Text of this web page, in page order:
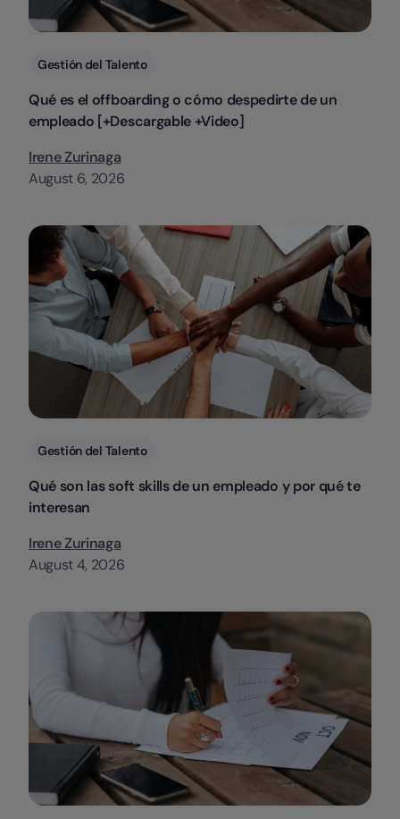
Categorias
Gestión del Talento
Qué es el offboarding o cómo despedirte de un
empleado [+Descargable +Video]
Irene Zurinaga
August 6, 2026
Categorias
Gestión del Talento
Qué son las soft skills de un empleado y por qué te
interesan
Irene Zurinaga
August 4, 2026